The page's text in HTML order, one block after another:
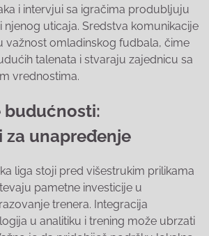
i intervjui sa igračima produbljuju
njenog uticaja. Sredstva komunikacije
važnost omladinskog fudbala, čime
talenata i stvaraju zajednicu sa
vrednostima.
budućnosti:
za unapređenje
liga stoji pred višestrukim prilikama
pametne investicije u
trenera. Integracija
u analitiku i trening može ubrzati